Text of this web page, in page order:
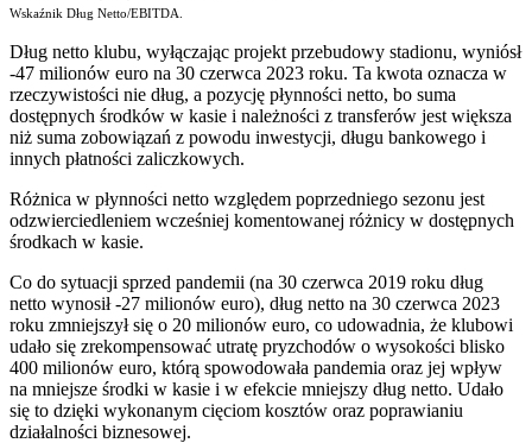
Wskaźnik Dług Netto/EBITDA.
Dług netto klubu, wyłączając projekt przebudowy stadionu, wyniósł
-47 milionów euro na 30 czerwca 2023 roku. Ta kwota oznacza w
rzeczywistości nie dług, a pozycję płynności netto, bo suma
dostępnych środków w kasie i należności z transferów jest większa
niż suma zobowiązań z powodu inwestycji, długu bankowego i
innych płatności zaliczkowych.
Różnica w płynności netto względem poprzedniego sezonu jest
odzwierciedleniem wcześniej komentowanej różnicy w dostępnych
środkach w kasie.
Co do sytuacji sprzed pandemii (na 30 czerwca 2019 roku dług
netto wynosił -27 milionów euro), dług netto na 30 czerwca 2023
roku zmniejszył się o 20 milionów euro, co udowadnia, że klubowi
udało się zrekompensować utratę pryzchodów o wysokości blisko
400 milionów euro, którą spowodowała pandemia oraz jej wpływ
na mniejsze środki w kasie i w efekcie mniejszy dług netto. Udało
się to dzięki wykonanym cięciom kosztów oraz poprawianiu
działalności biznesowej.